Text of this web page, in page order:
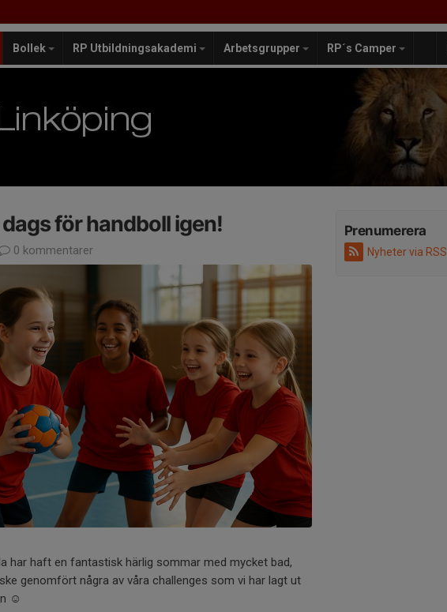
Bollek RP Utbildningsakademi Arbetsgrupper RP´s Camper
Prenumerera
Nyheter via RSS
för handboll igen!
0 kommentarer
har haft en fantastisk härlig sommar med mycket bad,
genomfört några av våra challenges som vi har lagt ut
☺️